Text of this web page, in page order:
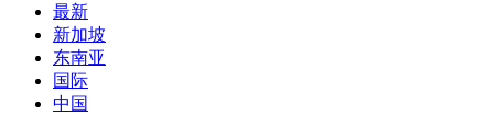
最新
新加坡
东南亚
国际
中国